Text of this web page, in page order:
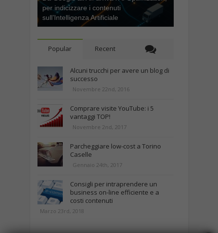
per indicizzare i contenuti
sull’Intelligenza Artificiale
Popular Recent
Alcuni trucchi per avere un blog di
successo
Novembre 22nd, 2016
Comprare visite YouTube: i 5
vantaggi TOP!
Novembre 2nd, 2017
Parcheggiare low-cost a Torino
Caselle
Gennaio 24th, 2017
Consigli per intraprendere un
business on-line efficiente e a
costi contenuti
Marzo 23rd, 2018